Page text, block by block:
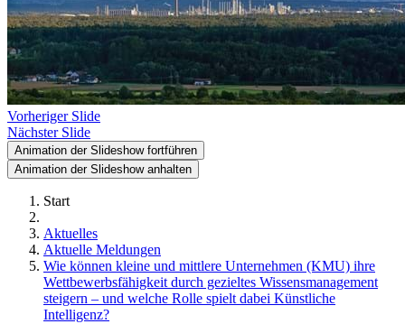
Vorheriger Slide
Nächster Slide
Animation der Slideshow fortführen
Animation der Slideshow anhalten
Start
Aktuelles
Aktuelle Meldungen
Wie können kleine und mittlere Unternehmen (KMU) ihre
Wettbewerbsfähigkeit durch gezieltes Wissensmanagement
steigern – und welche Rolle spielt dabei Künstliche
Intelligenz?